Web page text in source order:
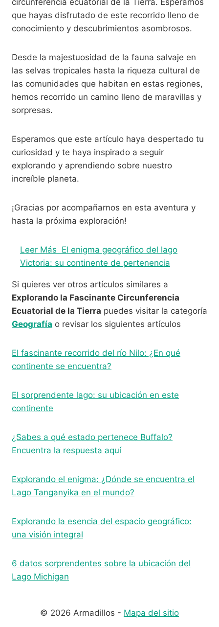
que hayas disfrutado de este recorrido lleno de
conocimiento y descubrimientos asombrosos.
Desde la majestuosidad de la fauna salvaje en
las selvas tropicales hasta la riqueza cultural de
las comunidades que habitan en estas regiones,
hemos recorrido un camino lleno de maravillas y
sorpresas.
Esperamos que este artículo haya despertado tu
curiosidad y te haya inspirado a seguir
explorando y aprendiendo sobre nuestro
increíble planeta.
¡Gracias por acompañarnos en esta aventura y
hasta la próxima exploración!
Leer Más El enigma geográfico del lago
Victoria: su continente de pertenencia
Si quieres ver otros artículos similares a
Explorando la Fascinante Circunferencia
Ecuatorial de la Tierra puedes visitar la categoría
Geografía o revisar los siguientes artículos
El fascinante recorrido del río Nilo: ¿En qué
continente se encuentra?
El sorprendente lago: su ubicación en este
continente
¿Sabes a qué estado pertenece Buffalo?
Encuentra la respuesta aquí
Explorando el enigma: ¿Dónde se encuentra el
Lago Tanganyika en el mundo?
Explorando la esencia del espacio geográfico:
una visión integral
6 datos sorprendentes sobre la ubicación del
Lago Michigan
© 2026 Armadillos - Mapa del sitio